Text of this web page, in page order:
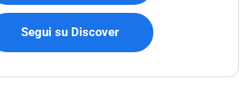
Segui su Discover